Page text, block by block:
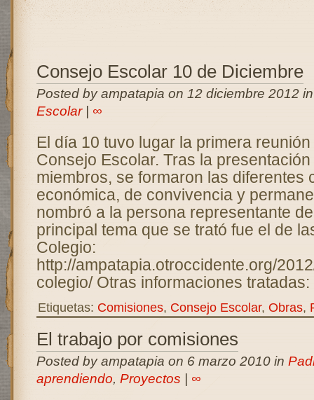
Consejo Escolar 10 de Diciembre
Posted by ampatapia on 12 diciembre 2012
Escolar| ∞
El día 10 tuvo lugar la primera
Consejo Escolar. Tras la
miembros, se formaron las diferentes
económica, de convivencia y
nombró a la persona representante
principal tema que se trató fue el de
Colegio:
http://ampatapia.otroccidente.org/
colegio/ Otras informaciones
Etiquetas: Comisiones, Consejo Escolar, Obras,
El trabajo por comisiones
Posted by ampatapia on 6 marzo 2010 in
aprendiendo, Proyectos ∞